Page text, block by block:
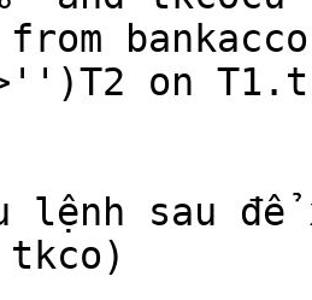
on
lệnh sau